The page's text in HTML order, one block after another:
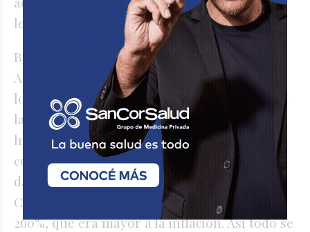
legislativo y responsabilidad política".
Balduino también le respondió al concejal
Astor sobre la desactualización de la UCM: "A
lo que decía el concejal Astor, apoyándose en
la desactualización de la unidad de cuenta
histórica, de la UCM, debo recordar que en la
composición, durante el año pasado, hemos
dado al Ejecutivo, con la composición del
Concejo anterior, un aumento de más del
260%, que era mayor a la inflación. Así todo se